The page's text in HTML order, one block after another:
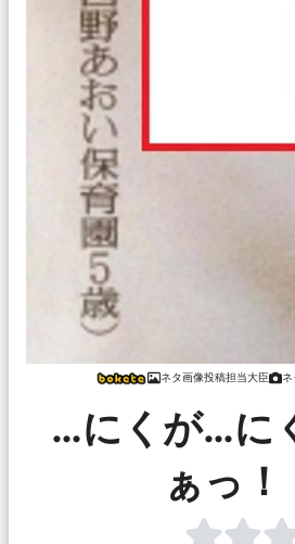
ネタ画像投稿担当大臣 ネ
…にくが…に
ぁっ！